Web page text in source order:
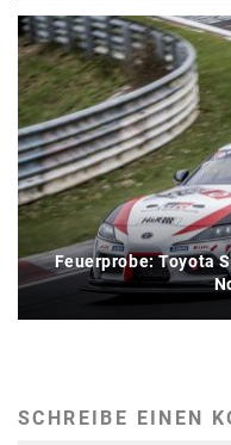
Feuerprobe: Toyota
SCHREIBE EINEN